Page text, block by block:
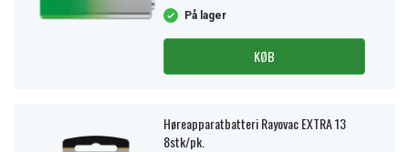
På lager
KØB
Høreapparatbatteri Rayovac EXTRA 13
8stk/pk.